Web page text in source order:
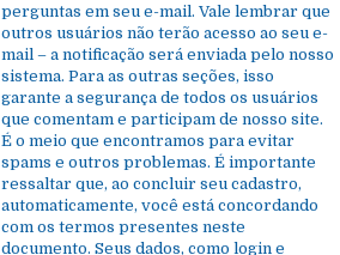
perguntas em seu e-mail. Vale lembrar que
outros usuários não terão acesso ao seu e-
mail – a notificação será enviada pelo nosso
sistema. Para as outras seções, isso
garante a segurança de todos os usuários
que comentam e participam de nosso site.
É o meio que encontramos para evitar
spams e outros problemas. É importante
ressaltar que, ao concluir seu cadastro,
automaticamente, você está concordando
com os termos presentes neste
documento. Seus dados, como login e